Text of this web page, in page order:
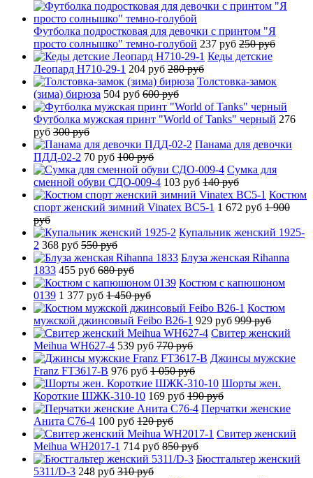
Футболка подростковая для девочки с принтом "Я
просто солнышко" темно-голубой 237 руб 250 руб
Кеды детские
Леопард H710-29-1 204 руб 280 руб
Толстовка-замок
(зима) бирюза 504 руб 600 руб
Футболка мужская принт "World of Tanks" черный 276
руб 300 руб
Панама для девочки
ПДД-02-2 70 руб 100 руб
Сумка для
сменной обуви СДО-009-4 103 руб 140 руб
Костюм
спорт женский зимний Vinatex BC5-1 1 672 руб 1 900
руб
Купальник женский 1925-
2 368 руб 550 руб
Блуза женская Rihanna
1833 455 руб 680 руб
Костюм с капюшоном
0139 1 377 руб 1 450 руб
Костюм
мужской джинсовый Feibo B26-1 929 руб 999 руб
Свитер женский
Meihua WH627-4 539 руб 770 руб
Джинсы мужские
Franz FT3617-B 976 руб 1 050 руб
Шорты жен.
Короткие ШЖК-310-10 169 руб 190 руб
Перчатки женские
Анита C76-4 100 руб 120 руб
Свитер женский
Meihua WH2017-1 714 руб 850 руб
Бюстгальтер женский
5311/D-3 248 руб 310 руб